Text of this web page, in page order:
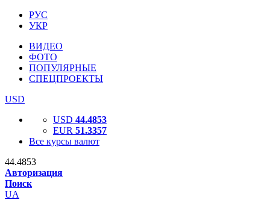
РУС
УКР
ВИДЕО
ФОТО
ПОПУЛЯРНЫЕ
СПЕЦПРОЕКТЫ
USD
USD 44.4853
EUR 51.3357
Все курсы валют
44.4853
Авторизация
Поиск
UA